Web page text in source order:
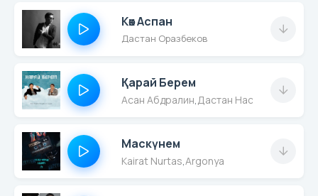
Көк Аспан
Дастан Оразбеков
Қарай Берем
Асан Абдралин Дастан Насим
Маскүнем
Kairat Nurtas Argonya